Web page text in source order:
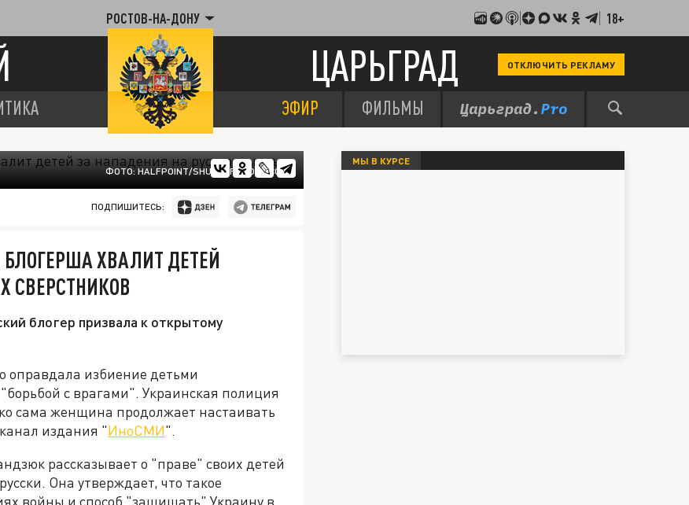
РОСТОВ-НА-ДОНУ 18+
ЦАРЬГРАД ОТКЛЮЧИТЬ РЕКЛАМУ
ЭФИР ФИЛЬМЫ
ФОТО: HALFPOINT/SHUTTERSTOCK.COM
ПОДПИШИТЕСЬ:
ХВАЛИТ ДЕТЕЙ
СВЕРСТНИКОВ
блогер призвала к открытому
оправдала избиение детьми
с врагами". Украинская полиция
сама женщина продолжает настаивать
издания "ИноСМИ".
рассказывает о "праве" своих детей
Она утверждает, что такое
войны и способ "защищать" Украину в
МЫ В КУРСЕ